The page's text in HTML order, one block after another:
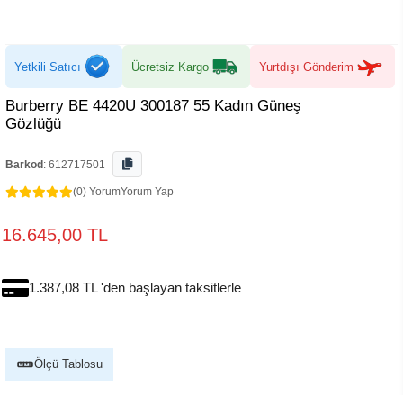
Yetkili Satıcı Ücretsiz Kargo Yurtdışı Gönderim
Burberry BE 4420U 300187 55 Kadın Güneş
Gözlüğü
Barkod : 612717501
(0) YorumYorum Yap
16.645,00 TL
1.387,08 TL 'den başlayan taksitlerle
Ölçü Tablosu